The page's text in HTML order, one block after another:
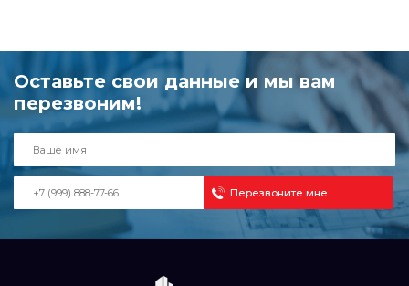
Оставьте свои данные и мы вам
перезвоним!